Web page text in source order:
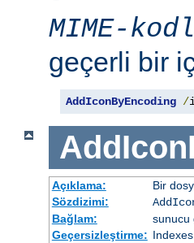
MIME-
geçerli bir
AddIconByEncoding /
Açıklama:
Bir
Sözdizimi:
Bağlam:
sunucu
Geçersizleştirme: Indexes